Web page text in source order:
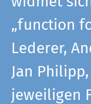
„function
Lederer,
Jan
jeweiligen